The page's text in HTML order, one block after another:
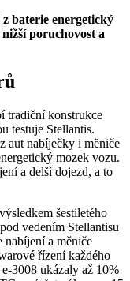
baterie energetický
poruchovost a
tradiční konstrukce
testuje Stellantis.
aut nabíječky i měniče
mozek vozu.
a delší dojezd, a to
šestiletého
vedením Stellantisu
nabíjení a měniče
řízení každého
3008 ukázaly až 10%